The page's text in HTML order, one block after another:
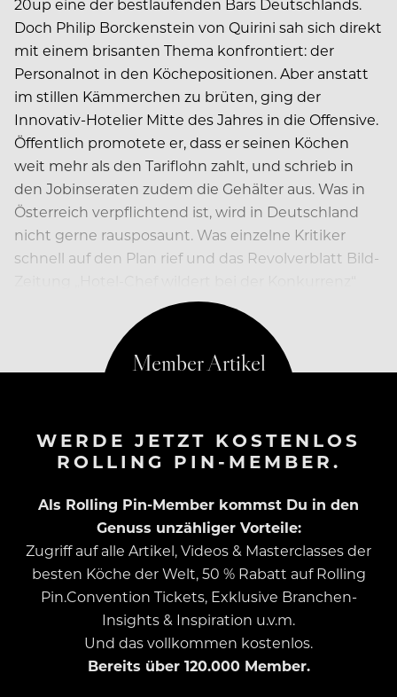
20up eine der bestlaufenden Bars Deutschlands.
Doch Philip Borckenstein von Quirini sah sich direkt
mit einem brisanten Thema konfrontiert: der
Personalnot in den Köchepositionen. Aber anstatt
im stillen Kämmerchen zu brüten, ging der
Innovativ-Hotelier Mitte des Jahres in die Offensive.
Öffentlich promotete er, dass er seinen Köchen
weit mehr als den Tariflohn zahlt, und schrieb in
den Jobinseraten zudem die Gehälter aus. Was in
Österreich verpflichtend ist, wird in Deutschland
nicht gerne rausposaunt. Was einzelne Kritiker
schnell auf den Plan rief und das Revolverblatt Bild-
WERDE JETZT KOSTENLOS
ROLLING PIN-MEMBER.
Als Rolling Pin-Member kommst Du in den
Genuss unzähliger Vorteile:
Zugriff auf alle Artikel, Videos & Masterclasses der
besten Köche der Welt, 50 % Rabatt auf Rolling
Pin.Convention Tickets, Exklusive Branchen-
Insights & Inspiration u.v.m.
Und das vollkommen kostenlos.
Bereits über 120.000 Member.